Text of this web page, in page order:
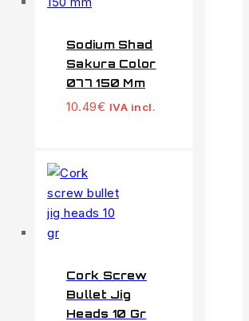
Sodium Shad
Sakura Color
077 150 Mm
10.49€ IVA incl.
Cork Screw
Bullet Jig
Heads 10 Gr